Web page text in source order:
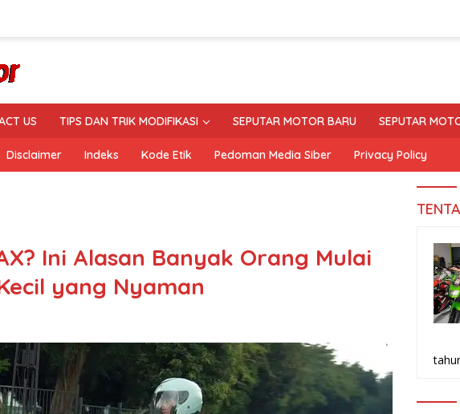
US TIPS DAN TRIK MODIFIKASI SEPUTAR MOTOR BARU SEPUTAR
Disclaimer Indeks Kode Etik Pedoman Media Siber Privacy Policy
Ini Alasan Banyak Orang Mulai
yang Nyaman